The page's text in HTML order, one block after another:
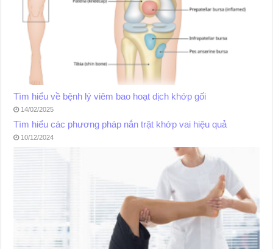
Tìm hiểu về bệnh lý viêm bao hoạt dịch khớp gối
14/02/2025
Tìm hiểu các phương pháp nắn trật khớp vai hiệu quả
10/12/2024